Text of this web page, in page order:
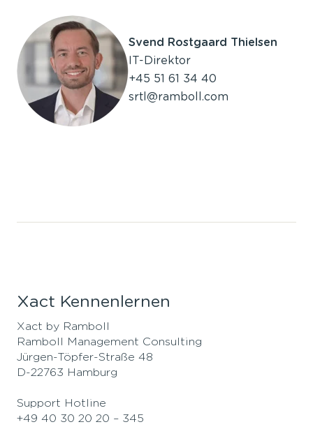
Svend Rostgaard Thielsen
IT-Direktor
+45 51 61 34 40
srtl@ramboll.com
Xact Kennenlernen
Xact by Ramboll
Ramboll Management Consulting
Jürgen-Töpfer-Straße 48
D-22763 Hamburg
Support Hotline
+49 40 30 20 20 – 345